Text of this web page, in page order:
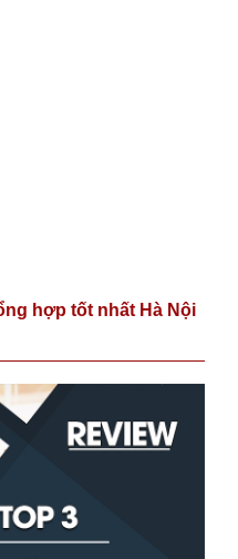
hợp tốt nhất Hà Nội